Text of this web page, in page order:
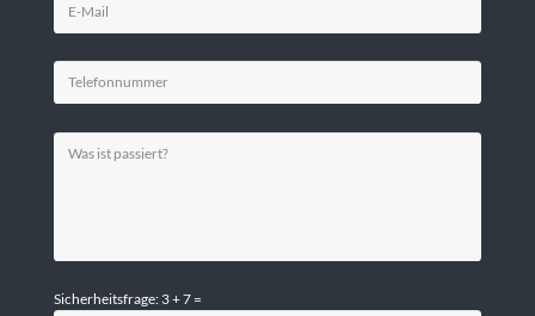
Sicherheitsfrage: 3 + 7 =